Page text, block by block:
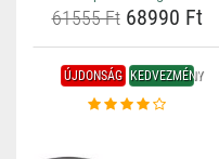
61555 Ft68990 Ft
ÚJDONSÁG KEDVEZMÉNY